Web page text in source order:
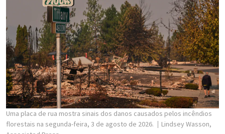
Uma placa de rua mostra sinais dos danos causados pelos incêndios
florestais na segunda-feira, 3 de agosto de 2026.
Lindsey Wasson,